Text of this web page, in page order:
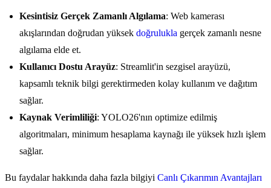
Kesintisiz Gerçek Zamanlı Algılama: Web kamerası
akışlarından doğrudan yüksek doğrulukla gerçek zamanlı nesne
algılama elde et.
Kullanıcı Dostu Arayüz: Streamlit'in sezgisel arayüzü,
kapsamlı teknik bilgi gerektirmeden kolay kullanım ve dağıtım
sağlar.
Kaynak Verimliliği: YOLO26'nın optimize edilmiş
algoritmaları, minimum hesaplama kaynağı ile yüksek hızlı işlem
sağlar.
Bu faydalar hakkında daha fazla bilgiyi Canlı Çıkarımın Avantajları